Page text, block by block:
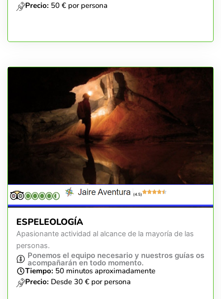
Precio: 50 € por persona
(4.5)
ESPELEOLOGÍA
Apasionante actividad al alcance de la mayoría de las
personas.
Ponemos el equipo necesario y nuestros guías os
acompañarán en todo momento.
Tiempo: 50 minutos aproximadamente
Precio: Desde 30 € por persona